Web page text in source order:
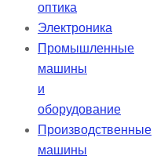
оптика
Электроника
Промышленные
машины
и
оборудование
Производственные
машины